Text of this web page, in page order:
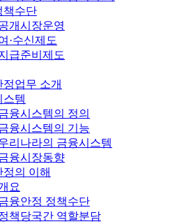
책수단
개시장운영
·수신제도
급준비제도
정업무 소개
스템
융시스템의 정의
융시스템의 기능
리나라의 금융시스템
융시장동향
정의 이해
요
융안정 정책수단
책당국간 역할분담